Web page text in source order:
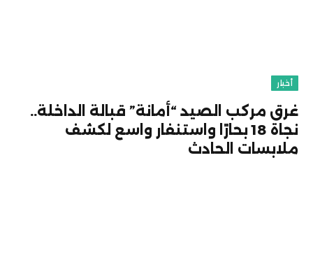
أخبار
غرق مركب الصيد “أمانة” قبالة الداخلة..
نجاة 18 بحارًا واستنفار واسع لكشف
ملابسات الحادث